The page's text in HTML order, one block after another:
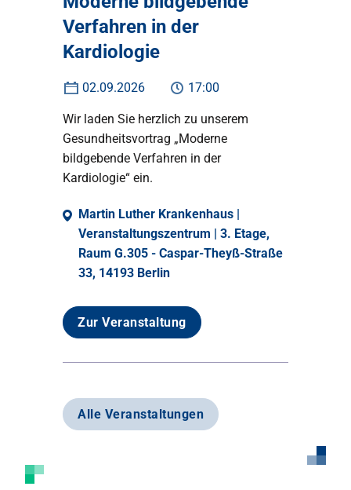
Verfahren in der
Kardiologie
02.09.2026 17:00
Wir laden Sie herzlich zu unserem
Gesundheitsvortrag „Moderne
bildgebende Verfahren in der
Kardiologie“ ein.
Martin Luther Krankenhaus |
Veranstaltungszentrum | 3. Etage,
Raum G.305 - Caspar-Theyß-Straße
33, 14193 Berlin
Zur Veranstaltung
Alle Veranstaltungen